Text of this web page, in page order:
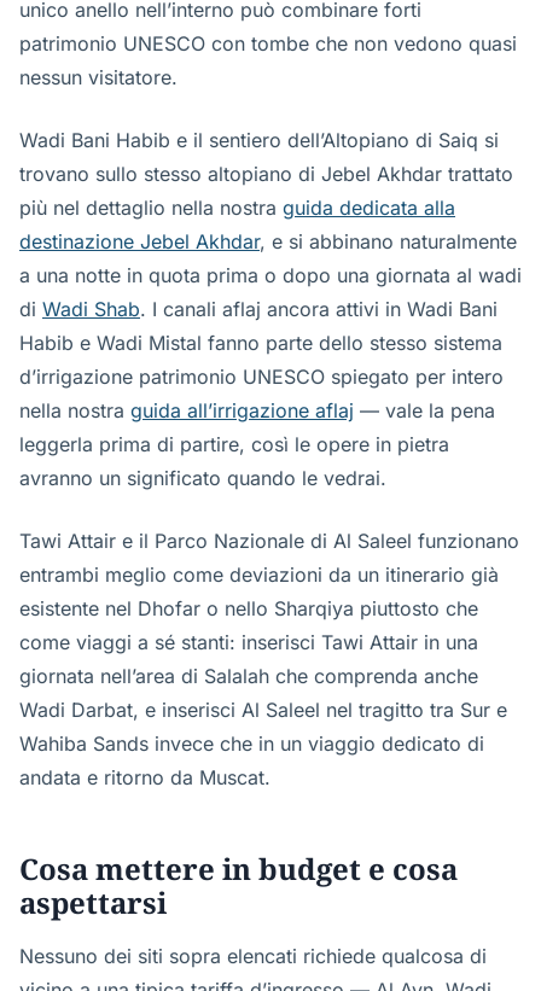
unico anello nell’interno può combinare forti
patrimonio UNESCO con tombe che non vedono quasi
nessun visitatore.
Wadi Bani Habib e il sentiero dell’Altopiano di Saiq si
trovano sullo stesso altopiano di Jebel Akhdar trattato
più nel dettaglio nella nostra guida dedicata alla
destinazione Jebel Akhdar, e si abbinano naturalmente
a una notte in quota prima o dopo una giornata al wadi
di Wadi Shab. I canali aflaj ancora attivi in Wadi Bani
Habib e Wadi Mistal fanno parte dello stesso sistema
d’irrigazione patrimonio UNESCO spiegato per intero
nella nostra guida all’irrigazione aflaj — vale la pena
leggerla prima di partire, così le opere in pietra
avranno un significato quando le vedrai.
Tawi Attair e il Parco Nazionale di Al Saleel funzionano
entrambi meglio come deviazioni da un itinerario già
esistente nel Dhofar o nello Sharqiya piuttosto che
come viaggi a sé stanti: inserisci Tawi Attair in una
giornata nell’area di Salalah che comprenda anche
Wadi Darbat, e inserisci Al Saleel nel tragitto tra Sur e
Wahiba Sands invece che in un viaggio dedicato di
andata e ritorno da Muscat.
Cosa mettere in budget e cosa
aspettarsi
Nessuno dei siti sopra elencati richiede qualcosa di